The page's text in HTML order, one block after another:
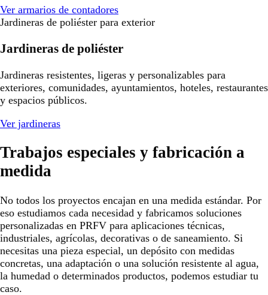
Ver armarios de contadores
Jardineras de poliéster para exterior
Jardineras de poliéster
Jardineras resistentes, ligeras y personalizables para
exteriores, comunidades, ayuntamientos, hoteles, restaurantes
y espacios públicos.
Ver jardineras
Trabajos especiales y fabricación a
medida
No todos los proyectos encajan en una medida estándar. Por
eso estudiamos cada necesidad y fabricamos soluciones
personalizadas en PRFV para aplicaciones técnicas,
industriales, agrícolas, decorativas o de saneamiento. Si
necesitas una pieza especial, un depósito con medidas
concretas, una adaptación o una solución resistente al agua,
la humedad o determinados productos, podemos estudiar tu
caso.